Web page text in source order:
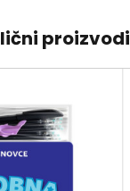
proizvodi